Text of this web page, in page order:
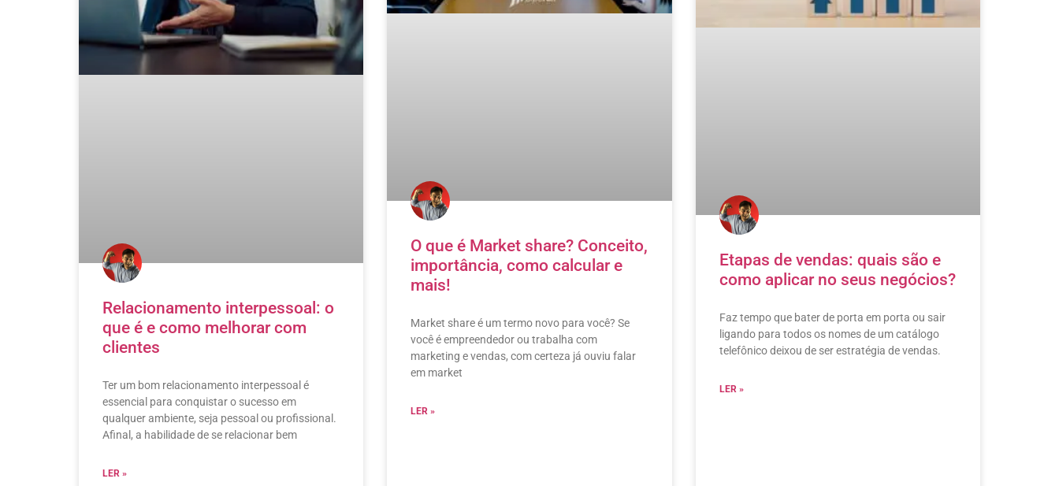
Relacionamento interpessoal: o
que é e como melhorar com
clientes
Ter um bom relacionamento interpessoal é
essencial para conquistar o sucesso em
qualquer ambiente, seja pessoal ou profissional.
Afinal, a habilidade de se relacionar bem
LER »
O que é Market share? Conceito,
importância, como calcular e
mais!
Market share é um termo novo para você? Se
você é empreendedor ou trabalha com
marketing e vendas, com certeza já ouviu falar
em market
LER »
Etapas de vendas: quais são e
como aplicar no seus negócios?
Faz tempo que bater de porta em porta ou sair
ligando para todos os nomes de um catálogo
telefônico deixou de ser estratégia de vendas.
LER »